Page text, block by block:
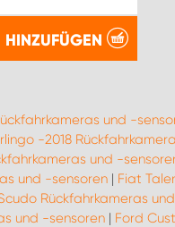
HINZUFÜGEN
und -
-2018
und -
und -sensoren | Fiat
Rückfahrkameras
und -sensoren| Ford